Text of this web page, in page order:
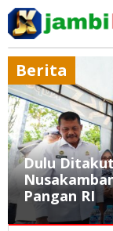
Lewati
konten
Dulu
Pangan RI
Berita